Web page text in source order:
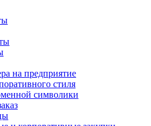
на предприятие
стиля
символики